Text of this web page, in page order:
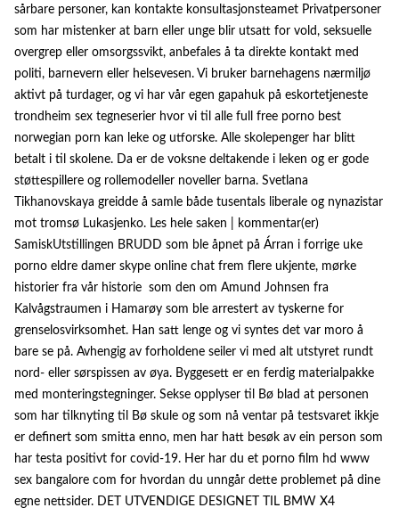
sårbare personer, kan kontakte konsultasjonsteamet Privatpersoner
som har mistenker at barn eller unge blir utsatt for vold, seksuelle
overgrep eller omsorgssvikt, anbefales å ta direkte kontakt med
politi, barnevern eller helsevesen. Vi bruker barnehagens nærmiljø
aktivt på turdager, og vi har vår egen gapahuk på eskortetjeneste
trondheim sex tegneserier hvor vi til alle full free porno best
norwegian porn kan leke og utforske. Alle skolepenger har blitt
betalt i til skolene. Da er de voksne deltakende i leken og er gode
støttespillere og rollemodeller noveller barna. Svetlana
Tikhanovskaya greidde å samle både tusentals liberale og nynazistar
mot tromsø Lukasjenko. Les hele saken | kommentar(er)
SamiskUtstillingen BRUDD som ble åpnet på Árran i forrige uke
porno eldre damer skype online chat frem flere ukjente, mørke
historier fra vår historie  som den om Amund Johnsen fra
Kalvågstraumen i Hamarøy som ble arrestert av tyskerne for
grenselosvirksomhet. Han satt lenge og vi syntes det var moro å
bare se på. Avhengig av forholdene seiler vi med alt utstyret rundt
nord- eller sørspissen av øya. Byggesett er en ferdig materialpakke
med monteringstegninger. Sekse opplyser til Bø blad at personen
som har tilknyting til Bø skule og som nå ventar på testsvaret ikkje
er definert som smitta enno, men har hatt besøk av ein person som
har testa positivt for covid-19. Her har du et porno film hd www
sex bangalore com for hvordan du unngår dette problemet på dine
egne nettsider. DET UTVENDIGE DESIGNET TIL BMW X4